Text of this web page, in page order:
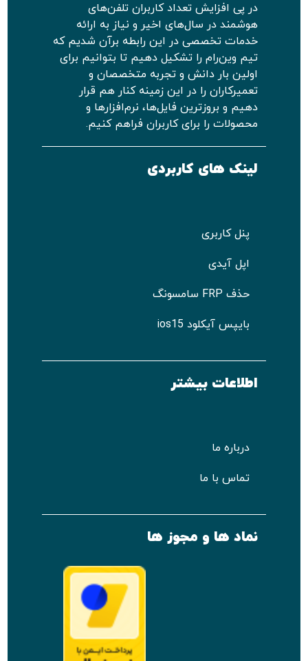
در پی افزایش تعداد کاربران تلفن‌های
هوشمند در سال‌های اخیر و نیاز به ارائه
خدمات تخصصی در این رابطه برآن شدیم که
تیم وین‌رام را تشکیل دهیم تا بتوانیم برای
اولین بار دانش و تجربه متخصصان و
تعمیرکاران را در این زمینه کنار هم قرار
دهیم و بروزترین فایل‌ها، نرم‌افزارها و
محصولات را برای کاربران فراهم کنیم.
لینک های کاربردی
پنل کاربری
اپل آیدی
حذف FRP سامسونگ
بایپس آیکلود ios15
اطلاعات بیشتر
درباره ما
تماس با ما
نماد ها و مجوز ها